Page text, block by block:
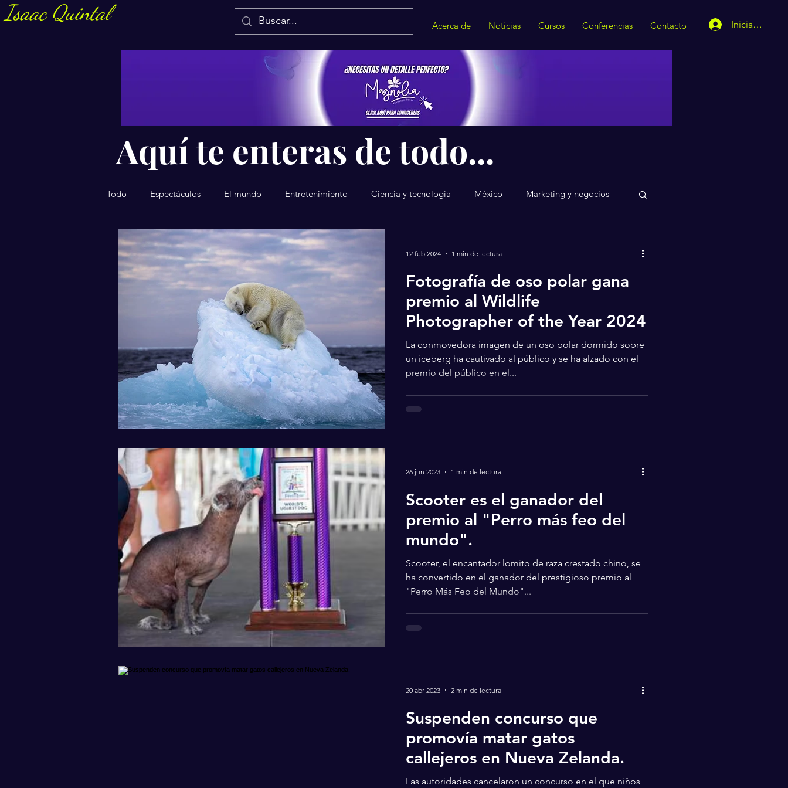
Isaac Quintal
Acerca de Noticias Cursos Conferencias Contacto Iniciar sesión
Aquí te enteras de todo...
Todo Espectáculos El mundo Entretenimiento Ciencia y tecnología México Marketing y negocios
Salud
Fotografía de oso polar gana
premio al Wildlife
Photographer of the Year 2024
La conmovedora imagen de un oso polar dormido sobre
un iceberg ha cautivado al público y se ha alzado con el
premio del público en el...
12 feb 2024 1 min de lectura
Scooter es el ganador del
premio al "Perro más feo del
mundo".
Scooter, el encantador lomito de raza crestado chino, se
ha convertido en el ganador del prestigioso premio al
"Perro Más Feo del Mundo"...
26 jun 2023 1 min de lectura
Suspenden concurso que
promovía matar gatos
callejeros en Nueva Zelanda.
Las autoridades cancelaron un concurso en el que niños
20 abr 2023 2 min de lectura